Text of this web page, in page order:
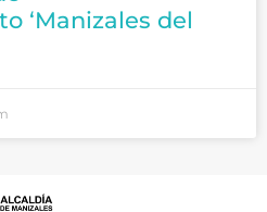
‘Manizales del